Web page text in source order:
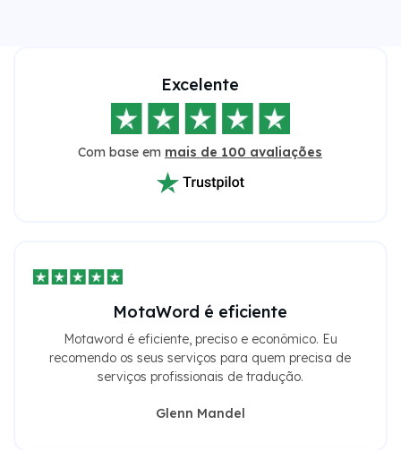
Excelente
Com base em mais de 100 avaliações
MotaWord é eficiente
Motaword é eficiente, preciso e econômico. Eu
recomendo os seus serviços para quem precisa de
serviços profissionais de tradução.
Glenn Mandel